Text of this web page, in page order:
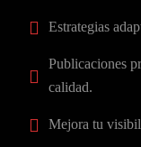
Estrategias
Publicaciones
calidad.
Mejora tu